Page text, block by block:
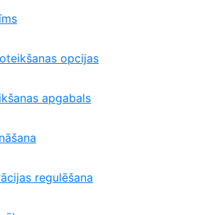
opcijas
apgabals
regulēšana